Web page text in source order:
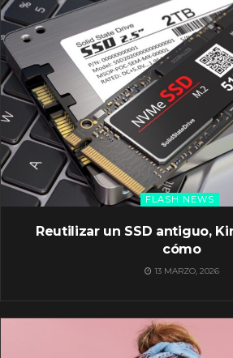
FLASH NEWS
Reutilizar un SSD antiguo,
cómo
13 MARZO, 2026